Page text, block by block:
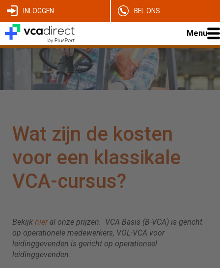
INLOGGEN BEL ONS
Menu
Wat zijn de kosten
voor een klassikale
VCA-cursus?
Bekijk hieral onze prijzen. VCA Basis (B-VCA) is gericht
op operationele medewerkers, VOL-VCA voor
leidinggevenden is gericht op operationeel
leidinggevenden.